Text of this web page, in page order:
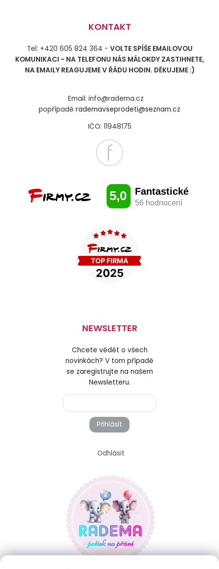
KONTAKT
Tel: +420 605 824 364 - VOLTE SPÍŠE EMAILOVOU
KOMUNIKACI - NA TELEFONU NÁS MÁLOKDY ZASTIHNETE,
NA EMAILY REAGUJEME V ŘÁDU HODIN. DĚKUJEME :)
Email: info@radema.cz
popřípadě rademavseprodeti@seznam.cz
IČO: 11948175
NEWSLETTER
Chcete vědět o všech
novinkách? V tom případě
se zaregistrujte na našem
Newsletteru.
Přihlásit
Odhlásit